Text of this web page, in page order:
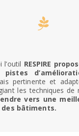
l’outil RESPIRE
pertinente et
les techniques de
vers une
bâtiments.